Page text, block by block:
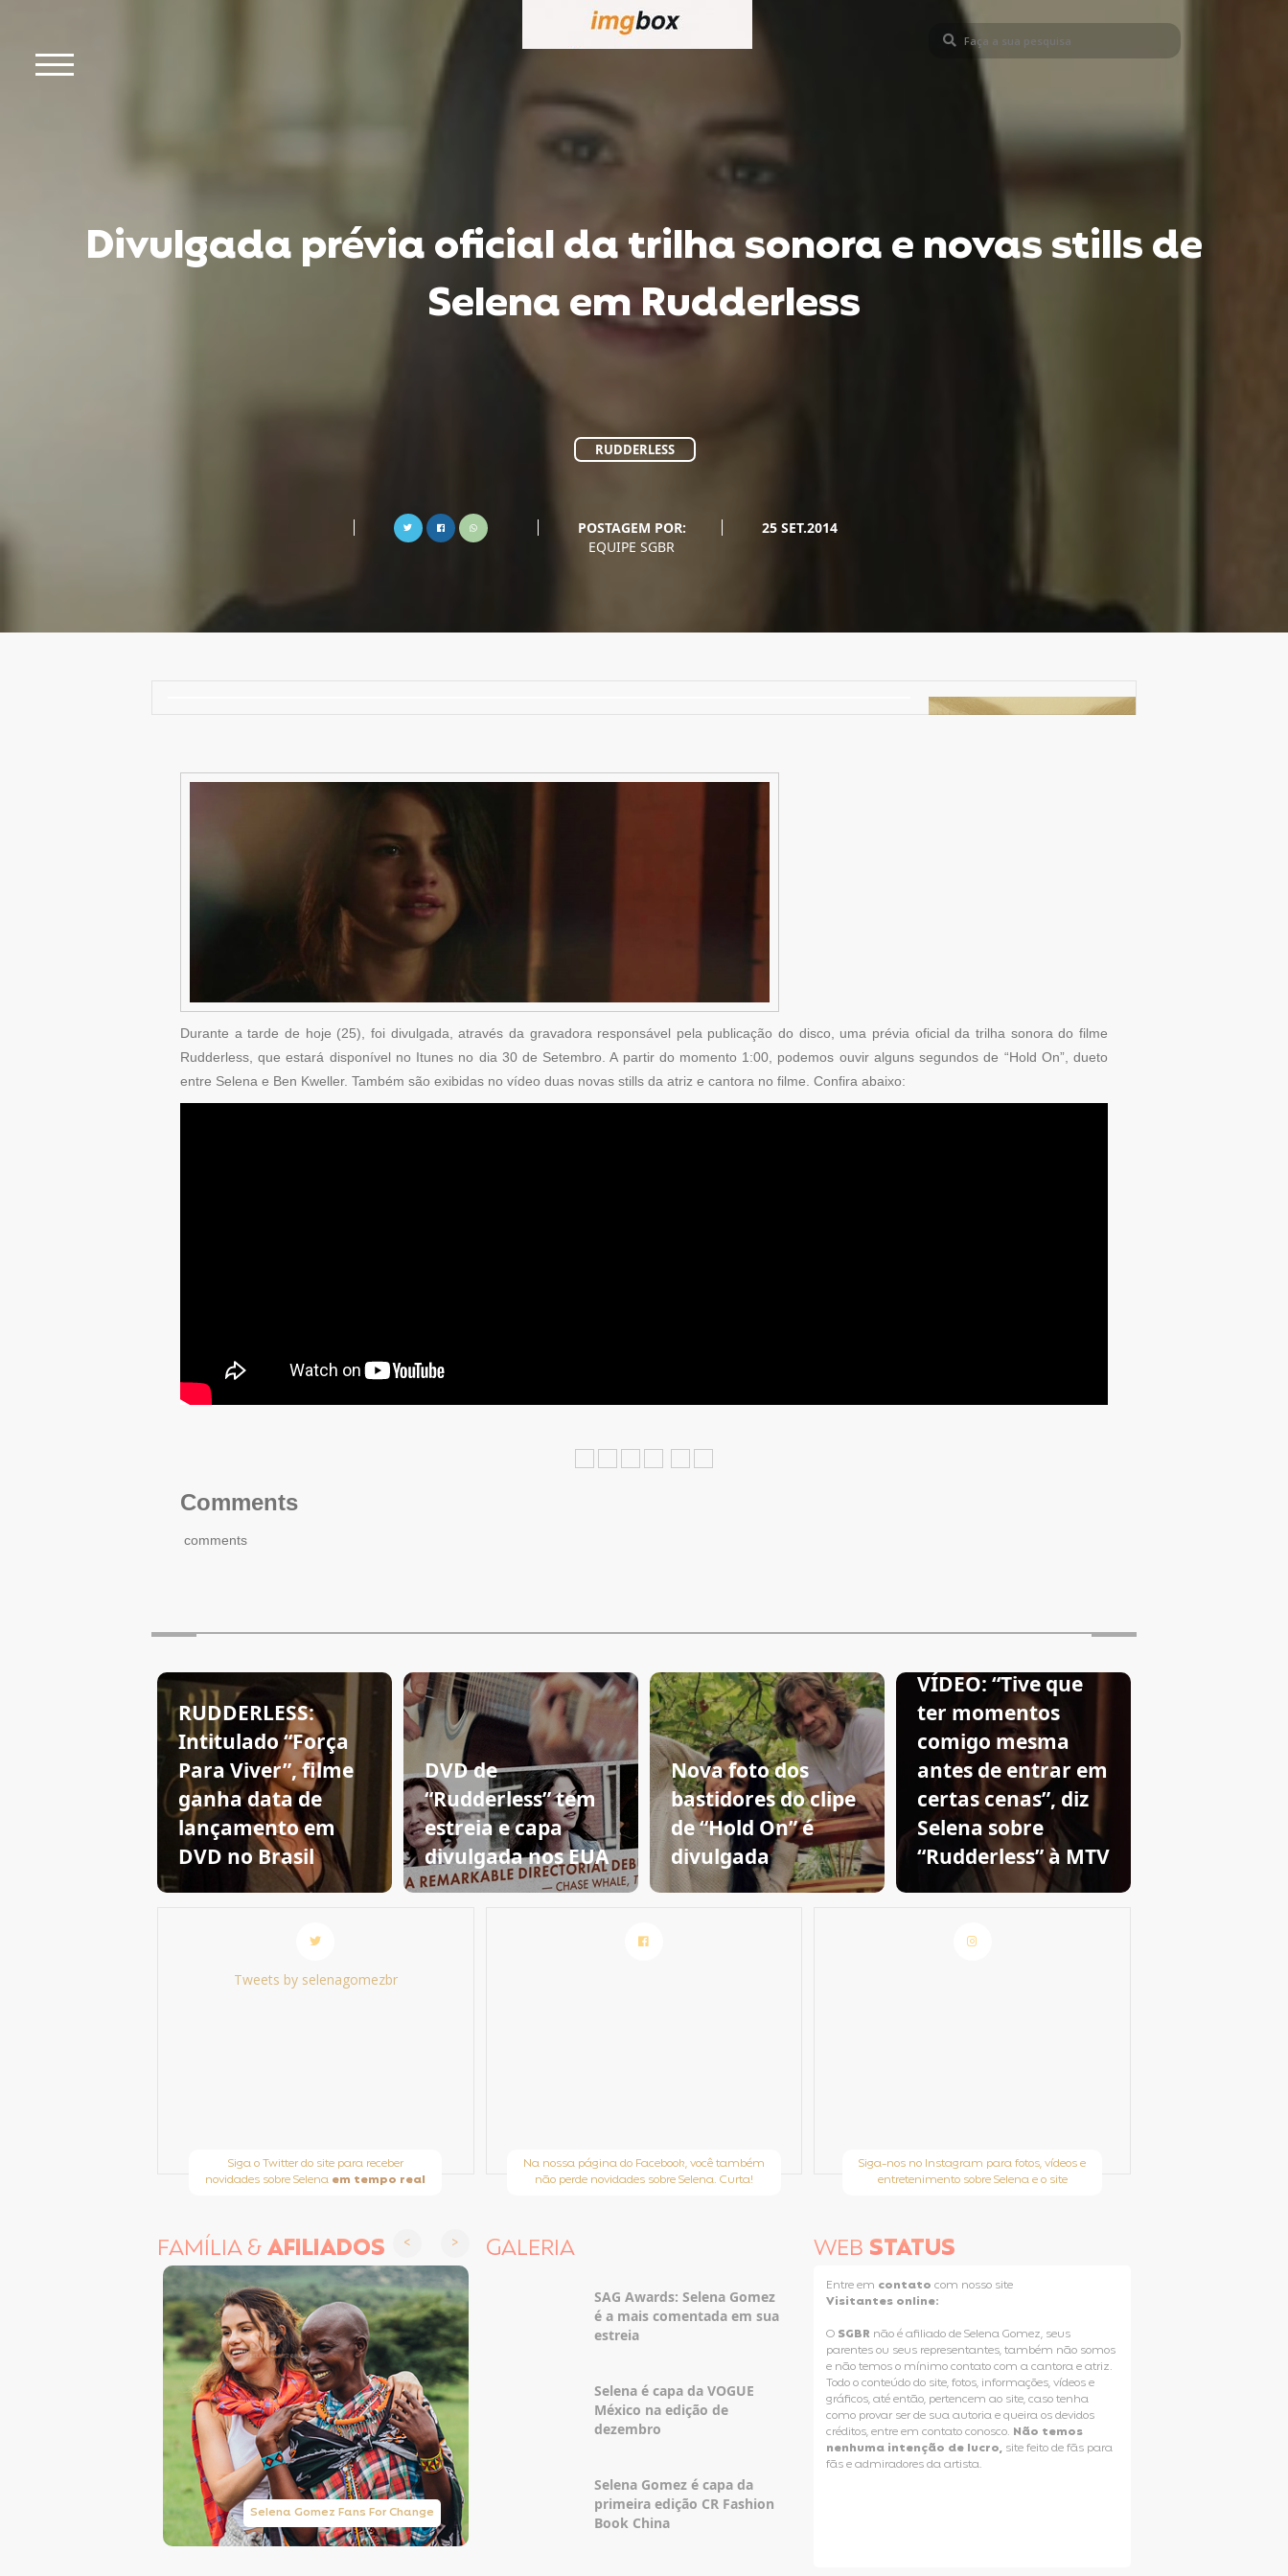
Divulgada prévia oficial da trilha sonora e novas stills de
Selena em Rudderless
RUDDERLESS
POSTAGEM POR:
EQUIPE SGBR
25 SET.2014
Durante a tarde de hoje (25), foi divulgada, através da gravadora responsável pela publicação do disco, uma prévia oficial da trilha sonora do filme
Rudderless, que estará disponível no Itunes no dia 30 de Setembro. A partir do momento 1:00, podemos ouvir alguns segundos de “Hold On”, dueto
entre Selena e Ben Kweller. Também são exibidas no vídeo duas novas stills da atriz e cantora no filme. Confira abaixo:
Comments
comments
RUDDERLESS:
Intitulado “Força
Para Viver”, filme
ganha data de
lançamento em
DVD no Brasil
DVD de
“Rudderless” tem
estreia e capa
divulgada nos EUA
Nova foto dos
bastidores do clipe
de “Hold On” é
divulgada
VÍDEO: “Tive que
ter momentos
comigo mesma
antes de entrar em
certas cenas”, diz
Selena sobre
“Rudderless” à MTV
Tweets by selenagomezbr
Siga o Twitter do site para receber
novidades sobre Selena em tempo real
Na nossa página do Facebook, você também
não perde novidades sobre Selena. Curta!
Siga-nos no Instagram para fotos, vídeos e
entretenimento sobre Selena e o site
FAMÍLIA &AFILIADOS
Selena Gomez Fans For Change Taylor Swift Brasil
GALERIA
SAG Awards: Selena Gomez
é a mais comentada em sua
estreia
Selena é capa da VOGUE
México na edição de
dezembro
Selena Gomez é capa da
primeira edição CR Fashion
Book China
WEB STATUS
Entre em contatocom nosso site
Visitantes online:
O SGBR não é afiliado de Selena Gomez, seus
parentes ou seus representantes, também não somos
e não temos o mínimo contato com a cantora e atriz.
Todo o conteúdo do site, fotos, informações, vídeos e
gráficos, até então, pertencem ao site, caso tenha
como provar ser de sua autoria e queira os devidos
créditos, entre em contato conosco. Não temos
nenhuma intenção de lucro, site feito de fãs para
fãs e admiradores da artista.